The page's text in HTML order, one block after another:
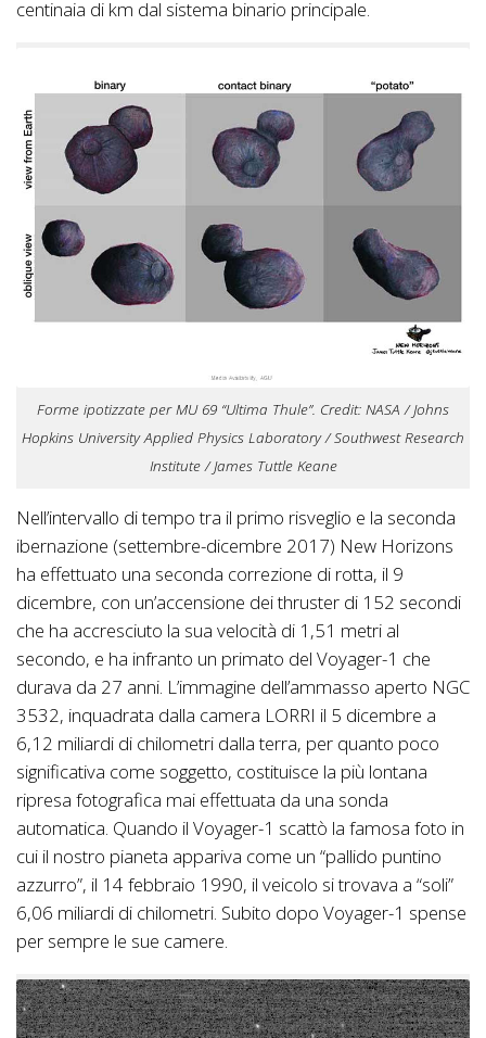
centinaia di km dal sistema binario principale.
Forme ipotizzate per MU 69 “Ultima Thule”. Credit: NASA / Johns
Hopkins University Applied Physics Laboratory / Southwest Research
Institute / James Tuttle Keane
Nell’intervallo di tempo tra il primo risveglio e la seconda
ibernazione (settembre-dicembre 2017) New Horizons
ha effettuato una seconda correzione di rotta, il 9
dicembre, con un’accensione dei thruster di 152 secondi
che ha accresciuto la sua velocità di 1,51 metri al
secondo, e ha infranto un primato del Voyager-1 che
durava da 27 anni. L’immagine dell’ammasso aperto NGC
3532, inquadrata dalla camera LORRI il 5 dicembre a
6,12 miliardi di chilometri dalla terra, per quanto poco
significativa come soggetto, costituisce la più lontana
ripresa fotografica mai effettuata da una sonda
automatica. Quando il Voyager-1 scattò la famosa foto in
cui il nostro pianeta appariva come un “pallido puntino
azzurro”, il 14 febbraio 1990, il veicolo si trovava a “soli”
6,06 miliardi di chilometri. Subito dopo Voyager-1 spense
per sempre le sue camere.